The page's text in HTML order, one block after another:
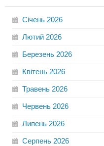
Січень 2026
Лютий 2026
Березень 2026
Квітень 2026
Травень 2026
Червень 2026
Липень 2026
Серпень 2026